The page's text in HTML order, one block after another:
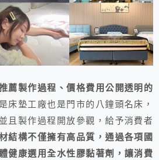
薦製作過程、價格費用公開透明的
床墊工廠也是門市的八鐘頭名床，
且製作過程開放參觀，給予消費者
結構不僅擁有高品質，通過各項國
健康選用全水性膠黏著劑，讓消費